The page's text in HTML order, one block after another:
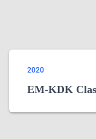
2020
EM-KDK